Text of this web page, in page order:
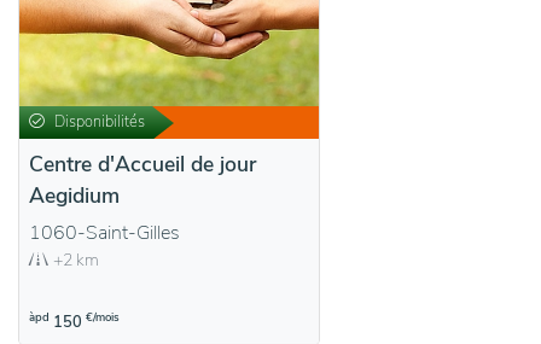
Disponibilités
Centre d'Accueil de jour
Aegidium
1060-Saint-Gilles
+2 km
àpd 150 €/mois